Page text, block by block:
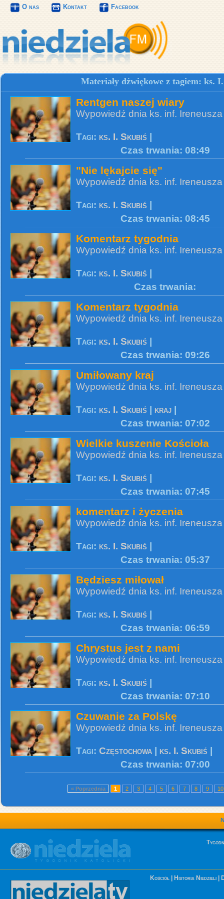
O nas Kontakt Facebook
Materiały dźwiękowe z tagiem: ks.
Rentgen naszej wiary
Wypowiedź dnia ks. inf.
Tagi: ks. I. Skubiś
Czas trwania: 08:49
"Nie lękajcie się"
Wypowiedź dnia ks. inf.
Tagi: ks. I. Skubiś
Czas trwania: 08:45
Komentarz tygodnia
Wypowiedź dnia ks. inf.
Tagi: ks. I. Skubiś
Czas trwania:
Komentarz tygodnia
Wypowiedź dnia ks. inf.
Tagi: ks. I. Skubiś
Czas trwania: 09:26
Umiłowany kraj
Wypowiedź dnia ks. inf.
Tagi: ks. I. Skubiś kraj
Czas trwania: 07:02
Wielkie kuszenie Kościoła
Wypowiedź dnia ks. inf.
Tagi: ks. I. Skubiś
Czas trwania: 07:45
komentarz i życzenia
Wypowiedź dnia ks. inf.
Tagi: ks. I. Skubiś
Czas trwania: 05:37
Będziesz miłował
Wypowiedź dnia ks. inf.
Tagi: ks. I. Skubiś
Czas trwania: 06:59
Chrystus jest z nami
Wypowiedź dnia ks. inf.
Tagi: ks. I. Skubiś
Czas trwania: 07:10
Czuwanie za Polskę
Wypowiedź dnia ks. inf.
Tagi: Częstochowa ks. I. Skubiś
Czas trwania: 07:00
« Poprzednia 1 2 3 4 5 6 7 8 9 10
Kościół Historia Niedzieli